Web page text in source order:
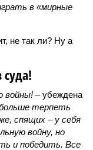
в «мирные
не так ли? Ну а
суда!
войны! – убеждена
терпеть
спящих – у себя
войну, но
и победить. Все